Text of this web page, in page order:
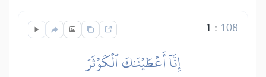
1 : 108
إِنَّآ أَعۡطَيۡنَٰكَ ٱلۡكَوۡثَرَ